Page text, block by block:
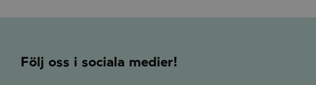
Följ oss i sociala medier!